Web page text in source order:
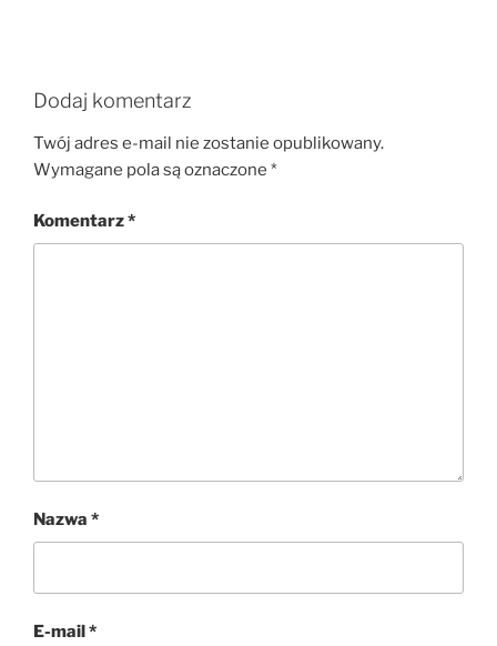
Dodaj komentarz
Twój adres e-mail nie zostanie opublikowany.
Wymagane pola są oznaczone *
Komentarz*
Nazwa *
E-mail *